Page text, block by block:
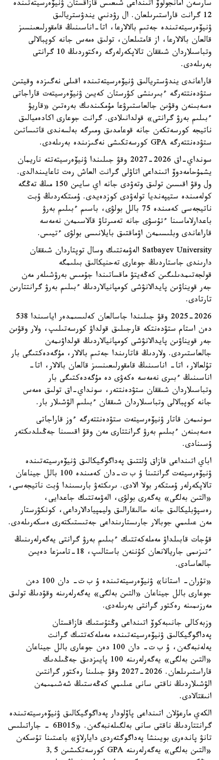
سارسەن امانجولوۆ اتىنداعى شىعىس قازاقستان ۋنيۆەرسيتەتىندە
12 گرانت قاراستىرىلعان. ال رۋدنىي يندۋستريالىق
ۋنيۆەرسيتەتىندە جەتىم بالالارعا، اتا-اناسىنىڭ قامقورلىعىنسىز
قالعان بالالارعا، از قامتىلعان، تولىق ەمەس جانە كوپبالالى
وتباسىلاردان شىققان تالاپكەرلەرگە رەكتوردىڭ 10 گرانتى
بەرىلەدى.
قاراعاندى يندۋستريالىق ۋنيۆەرسيتەتىندە اقىلى نەگىزدە وقيتىن
ستۋدەنتتەرگە ءبىرىنشى كۋرستان كەيىن ۋنيۆەرسيتەت قاراجاتى
ەسەبىنەن وقۋىن جالعاستىرۋعا مۇمكىندىك بەرەتىن «قاريۋ
ءبىلىم بەرۋ گرانتى» قولدانىلادى. گرانت جوعارى اكادەميالىق
ناتيجە كورسەتكەن جانە قوعامدىق ومىرگە بەلسەندى قاتىساتىن
ستۋدەنتتەرگە GPA كورسەتكىشى نەگىزىندە بەرىلەدى.
سونداي-اق 2026-2027 وقۋ جىلىندا ۋنيۆەرسيتەتتە ناريمان
يشمۇحامەدوۆ اتىنداعى اتاۋلى گرانت العاش رەت تاعايىندالدى.
ول وقۋ اقىسىن تولىق وتەۋدى جانە اي سايىن 150 مىڭ تەڭگە
كولەمىندە ستيپەنديا تولەۋدى كوزدەيدى. ۇمىتكەردىڭ ۇبت
ناتيجەسى كەمىندە 75 بالل بولۋى، باسىم ءبىلىم بەرۋ
باعدارلاماسىنا ءتۇسۋى جانە تەمىرتاۋ قالاسىمەن نەمەسە
قاراعاندى وبلىسىمەن اۋماقتىق بايلانىسى بولۋى ءتيىس.
Satbayev University الەۋمەتتىك وسال توپتاردان شىققان
دارىندى جاستاردىڭ جوعارى تەحنيكالىق بىلىمگە
قولجەتىمدىلىگىن كەڭەيتۋ ماقساتىندا جۇمىس بەرۋشىلەر مەن
جەر قويناۋىن پايدالانۋشى كومپانيالاردىڭ ءبىلىم بەرۋ گرانتتارىن
تارتادى.
2025-2026 وقۋ جىلىندا جاسالعان كەلىسىمدەر اياسىندا 538
دەن استام ستۋدەنتكە قارجىلىق قولداۋ كورسەتىلىپ، ولار وقۋىن
جەر قويناۋىن پايدالانۋشى كومپانيالاردىڭ قولداۋىمەن
جالعاستىردى. ولاردىڭ قاتارىندا جەتىم بالالار، مۇگەدەكتىگى بار
تۇلعالار، اتا- اناسىنىڭ قامقورلىعىنسىز قالعان بالالار، اتا-
اناسىنىڭ ءبىرى نەمەسە ەكەۋى دە مۇگەدەكتىگى بار
وتباسىلاردان شىققان ستۋدەنتتەر، سونداي-اق تولىق ەمەس
جانە كوپبالالى وتباسىلاردان شىققان ءبىلىم الۋشىلار بار.
سونىمەن قاتار ۋنيۆەرسيتەت ستۋدەنتتەرگە ءوز قاراجاتى
ەسەبىنەن ءبىلىم بەرۋ گرانتتارى مەن وقۋ اقىسىنا جەڭىلدىكتەر
ۇسىنادى.
اباي اتىنداعى قازاق ۇلتتىق پەداگوگيكالىق ۋنيۆەرسيتەتىندە
ۋنيۆەرسيتەت گرانتىنا ۇ ب ت-دان كەمىندە 100 بالل جيناعان
تالاپكەرلەر ۇمىتكەر بولا الادى. ىرىكتەۋ بارىسىندا ۇبت ناتيجەسى،
«التىن بەلگى» يەگەرى بولۋى، الەۋمەتتىك جاعدايى،
رەسپۋبليكالىق جانە حالىقارالىق وليمپيادالارداعى، كونكۋرستار
مەن عىلىمي جوبالار جارىستارىنداعى جەتىستىكتەرى ەسكەرىلەدى.
قۇجات قابىلداۋ مەملەكەتتىك ءبىلىم بەرۋ گرانتى يەگەرلەرىنىڭ
ءتىزىمى جاريالانعان كۇننەن باستالىپ، 18-تامىزعا دەيىن
جالعاسادى.
«تۇران- استانا» ۋنيۆەرسيتەتىندە ۇ ب ت- دان 100 دەن
جوعارى بالل جيناعان «التىن بەلگى» يەگەرلەرىنە وقۋدىڭ تولىق
مەرزىمىنە رەكتور گرانتى بەرىلەدى.
وزبەكالى جانىبەكوۆ اتىنداعى وڭتۇستىك قازاقستان
پەداگوگيكالىق ۋنيۆەرسيتەتىندە مەملەكەتتىك گرانت
يەلەنبەگەن، ۇ ب ت- دان 100 دەن جوعارى بالل جيناعان
«التىن بەلگى» يەگەرلەرىنە 100 پايىزدىق جەڭىلدىك
قاراستىرىلعان. 2026-2027 وقۋ جىلىنا رەكتور گرانتىن
الۋشىلاردىڭ ناقتى سانى عىلىمي كەڭەستىڭ شەشىمىمەن
انىقتالادى.
الكەي مارعۇلان اتىنداعى پاۆلودار پەداگوگيكالىق ۋنيۆەرسيتەتىندە
گرانتتاردىڭ ناقتى سانى بەلگىلەنبەگەن. «6B015 - جاراتىلىس
تانۋ پاندەرى بويىنشا پەداگوگتەردى دايارلاۋ» باعىتىنا تۇسكەن
«التىن بەلگى» يەگەرلەرىنە GPA كورسەتكىشىن 3,5